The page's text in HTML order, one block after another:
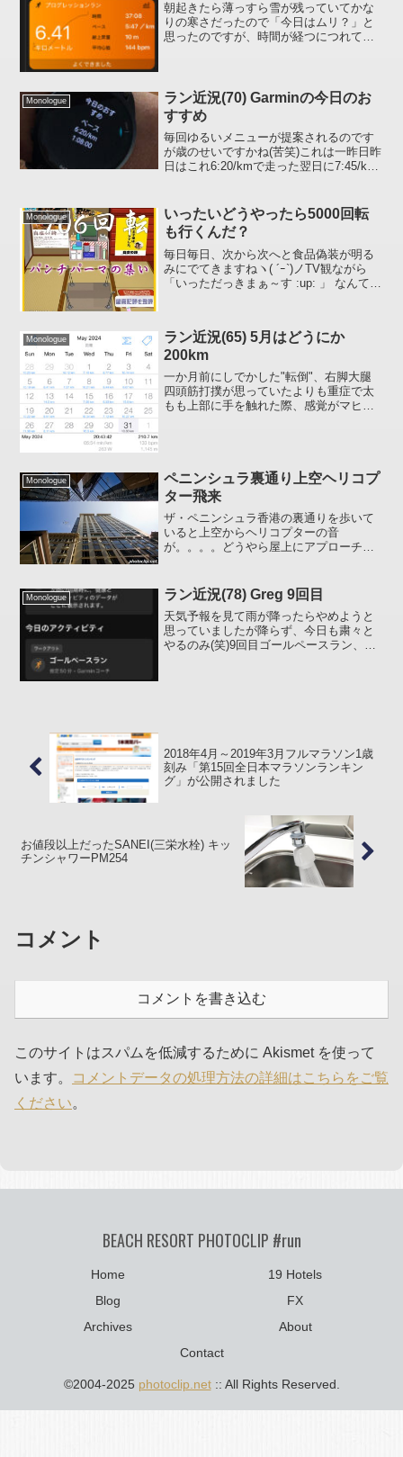
朝起きたら薄っすら雪が残っていてかな
りの寒さだったので「今日はムリ？」と
思ったのですが、時間が経つにつれて雪
見た瞬間に「コレはコン...
Monologue
ラン近況(70) Garminの今日のお
すすめ
毎回ゆるいメニューが提案されるのです
が歳のせいですかね(苦笑)これは一昨日昨
日はこれ6:20/kmで走った翌日に7:45/km
からなかったので「Garmin 今日の...
Monologue
いったいどうやったら5000回転
も行くんだ？
毎日毎日、次から次へと食品偽装が明る
みにでてきますねヽ( ´ｰ`)ノTV観ながら
「いっただっきまぁ～す :up: 」 なんて言
目もあ...
Monologue
ラン近況(65) 5月はどうにか
200km
一か月前にしでかした"転倒"、右脚大腿
四頭筋打撲が思っていたよりも重症で太
もも上部に手を触れた際、感覚がマヒし
Monologue
ペニンシュラ裏通り上空ヘリコプ
ター飛来
ザ・ペニンシュラ香港の裏通りを歩いて
いると上空からヘリコプターの音
が。。。。どうやら屋上にアプローチす
と書いてありました。ロールスロイス・
ファントムもあるでよ(笑)...
Monologue ラン近況(78) Greg 9回目
天気予報を見て雨が降ったらやめようと
思っていましたが降らず、今日も粛々と
やるのみ(笑)9回目ゴールペースラン、そ
2018年4月～2019年3月フルマラソン1歳
刻み「第15回全日本マラソンランキン
グ」が公開されました
お値段以上だったSANEI(三栄水栓) キッ
チンシャワーPM254
コメント
コメントを書き込む
このサイトはスパムを低減するために Akismet を使って
います。
コメントデータの処理方法の詳細はこちらをご覧
ください。
BEACH RESORT PHOTOCLIP #run
Home
19 Hotels
Blog
FX
Archives
About
Contact
©2004-2025 photoclip.net:: All Rights Reserved.